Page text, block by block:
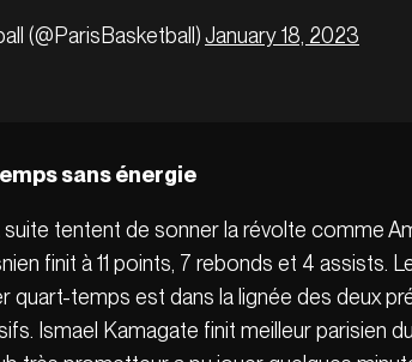
(@ParisBasketball)January 18, 2023
sans énergie
suite tentent de sonner la révolte comme
finit à 11 points, 7 rebonds et 4
quart-temps est dans la lignée des deux
Ismael Kamagate finit meilleur parisien